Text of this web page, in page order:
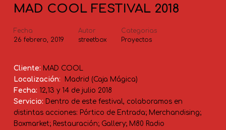
MAD COOL FESTIVAL 2018
Fecha
26 febrero, 2019
Autor
streetbox
Categorias
Proyectos
Cliente: MAD COOL
Localización:
Madrid (Caja Mágica)
Fecha: 12,13 y 14 de julio 2018
Servicio: Dentro de este festival, colaboramos en
distintas acciones: Pórtico de Entrada; Merchandising;
Boxmarket; Restauración; Gallery; M80 Radio